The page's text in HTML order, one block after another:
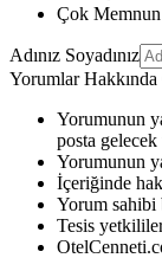
Çok
Adınız Soyadınız
Yorumlar
Yorumunun
posta
Yorumunun
İçeriğinde
Yorum sahibi
Tesis